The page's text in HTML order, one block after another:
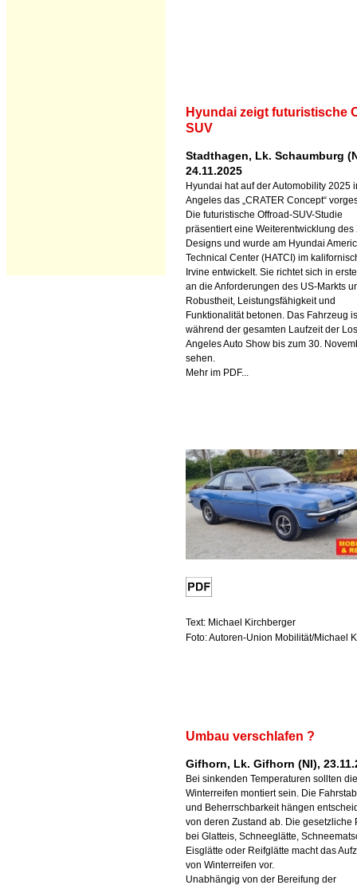
Hyundai zeigt futuristische
SUV
Stadthagen, Lk. Schaumburg
24.11.2025
Hyundai hat auf der Automobility 2025
Angeles das „CRATER Concept“
Die futuristische Offroad-SUV-Studie
präsentiert eine Weiterentwicklung des
Designs und wurde am Hyundai
Technical Center (HATCI) im
Irvine entwickelt. Sie richtet sich in
an die Anforderungen des US-Markts
Robustheit, Leistungsfähigkeit und
Funktionalität betonen. Das Fahrzeug
während der gesamten Laufzeit der Los
Angeles Auto Show bis zum 30.
sehen.
Mehr im PDF...
Text: Michael Kirchberger
Foto: Autoren-Union Mobilität/Michael
Umbau verschlafen ?
Gifhorn, Lk. Gifhorn (NI),
Bei sinkenden Temperaturen sollten die
Winterreifen montiert sein. Die
und Beherrschbarkeit hängen
von deren Zustand ab. Die gesetzliche
bei Glatteis, Schneeglätte,
Eisglätte oder Reifglätte macht das
von Winterreifen vor.
Unabhängig von der Bereifung der